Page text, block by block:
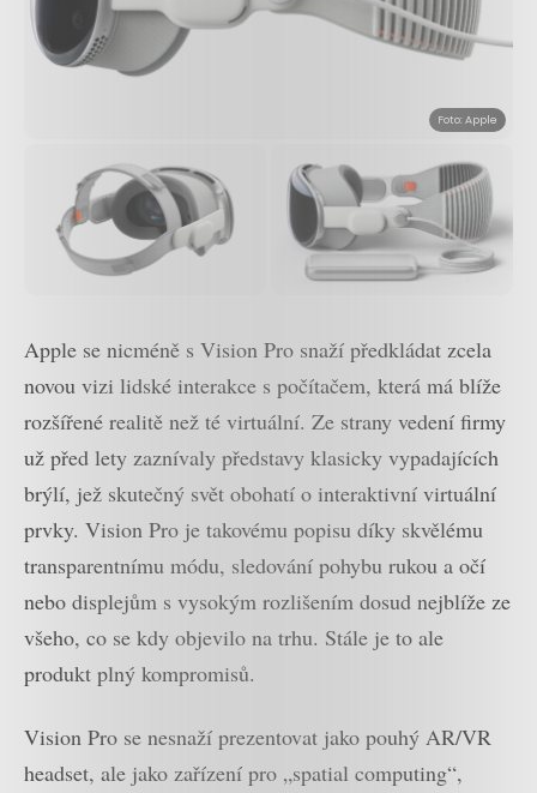
Foto: Apple
Apple se nicméně s Vision Pro snaží předkládat zcela
novou vizi lidské interakce s počítačem, která má blíže
rozšířené realitě než té virtuální. Ze strany vedení firmy
už před lety zaznívaly představy klasicky vypadajících
brýlí, jež skutečný svět obohatí o interaktivní virtuální
prvky. Vision Pro je takovému popisu díky skvělému
transparentnímu módu, sledování pohybu rukou a očí
nebo displejům s vysokým rozlišením dosud nejblíže ze
všeho, co se kdy objevilo na trhu. Stále je to ale
produkt plný kompromisů.
Vision Pro se nesnaží prezentovat jako pouhý AR/VR
headset, ale jako zařízení pro „spatial computing“,